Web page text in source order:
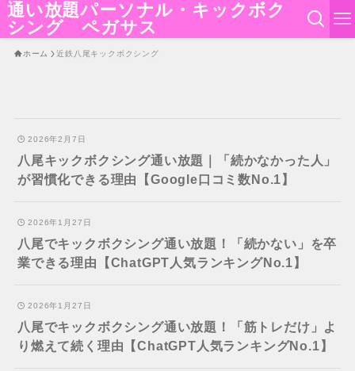
通い放題パーソナル・キックボク
シング ペガサス
ホーム 近鉄八尾キックボクシング
2026年2月7日
八尾キックボクシング通い放題｜「続かなかった人」
が習慣化できる理由【Google口コミ数No.1】
2026年1月27日
八尾でキックボクシング通い放題！「続かない」を卒
業できる理由【ChatGPT人気ランキングNo.1】
2026年1月27日
八尾でキックボクシング通い放題！「筋トレだけ」よ
り燃えて続く理由【ChatGPT人気ランキングNo.1】